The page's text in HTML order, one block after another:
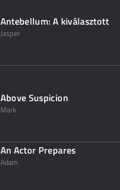
Antebellum: A kiválasztott
Jasper
Above Suspicion
Mark
An Actor Prepares
Adam